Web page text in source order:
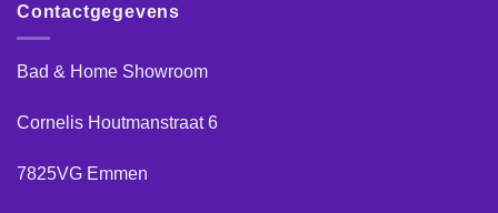
Contactgegevens
Bad & Home Showroom
Cornelis Houtmanstraat 6
7825VG Emmen